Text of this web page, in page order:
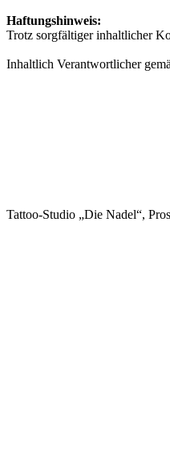
Haftungshinweis:
Trotz sorgfältiger inhaltlicher
Inhaltlich Verantwortlicher
Tattoo-Studio „Die Nadel“,